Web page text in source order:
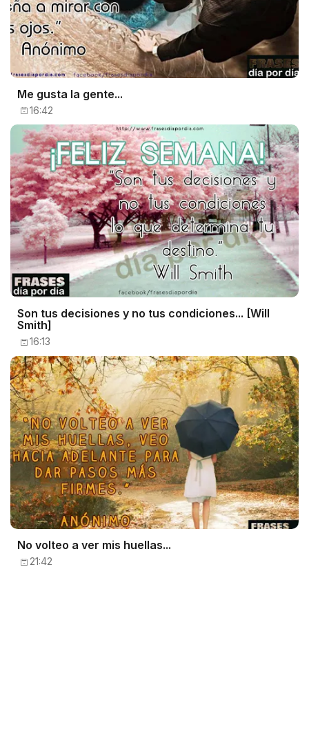
Me gusta la gente...
16:42
Son tus decisiones y no tus condiciones... [Will
Smith]
16:13
No volteo a ver mis huellas...
21:42